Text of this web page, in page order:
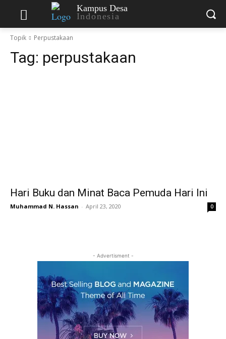
Kampus Desa
Indonesia
Topik Perpustakaan
Tag: perpustakaan
Hari Buku dan Minat Baca Pemuda Hari Ini
Muhammad N. Hassan - April 23, 2020 0
- Advertisment -